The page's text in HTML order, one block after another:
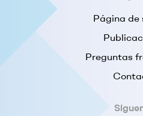
Página de
Preguntas